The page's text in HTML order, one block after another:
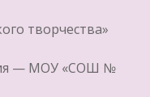
творчества»
— МОУ «СОШ №